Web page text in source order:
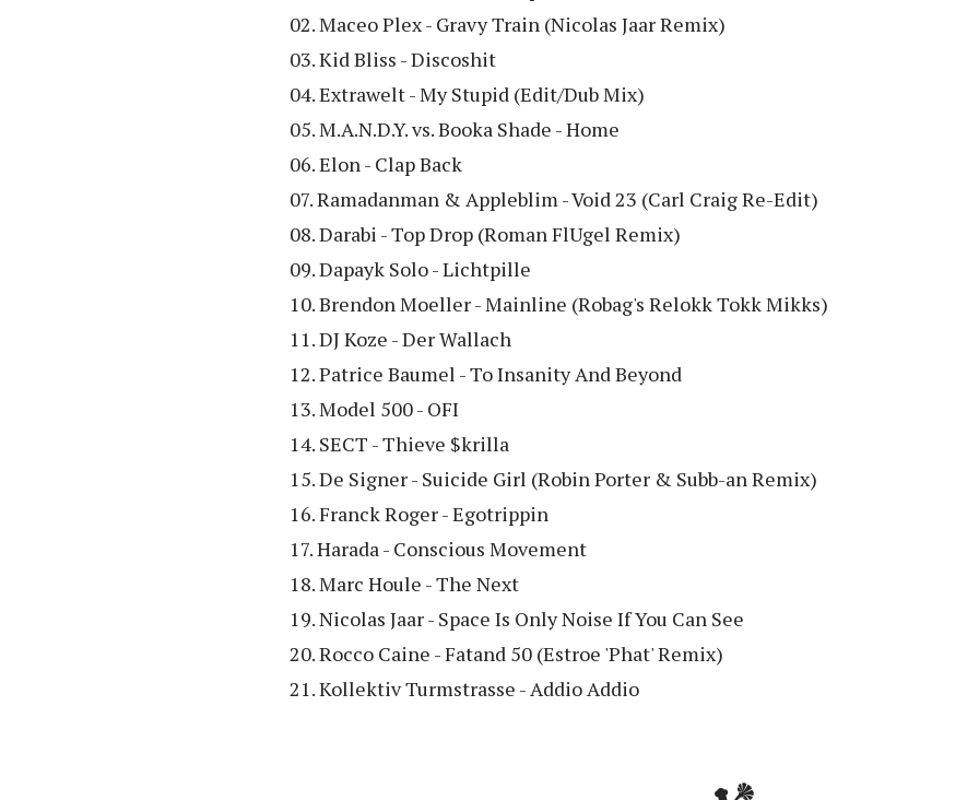
02. Maceo Plex - Gravy Train (Nicolas Jaar Remix)
03. Kid Bliss - Discoshit
04. Extrawelt - My Stupid (Edit/Dub Mix)
05. M.A.N.D.Y. vs. Booka Shade - Home
06. Elon - Clap Back
07. Ramadanman & Appleblim - Void 23 (Carl Craig Re-Edit)
08. Darabi - Top Drop (Roman FlUgel Remix)
09. Dapayk Solo - Lichtpille
10. Brendon Moeller - Mainline (Robag's Relokk Tokk Mikks)
11. DJ Koze - Der Wallach
12. Patrice Baumel - To Insanity And Beyond
13. Model 500 - OFI
14. SECT - Thieve $krilla
15. De Signer - Suicide Girl (Robin Porter & Subb-an Remix)
16. Franck Roger - Egotrippin
17. Harada - Conscious Movement
18. Marc Houle - The Next
19. Nicolas Jaar - Space Is Only Noise If You Can See
20. Rocco Caine - Fatand 50 (Estroe 'Phat' Remix)
21. Kollektiv Turmstrasse - Addio Addio